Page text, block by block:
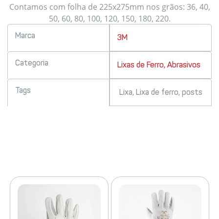
Contamos com folha de 225x275mm nos grãos: 36, 40,
50, 60, 80, 100, 120, 150, 180, 220.
Marca 3M
Categoria Lixas de Ferro, Abrasivos
Tags Lixa, Lixa de ferro, posts